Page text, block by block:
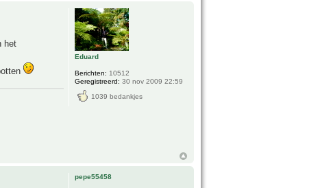
het
Eduard
Berichten: 10512
Geregistreerd: 30 nov 2009 22:59
1039 bedankjes
pepe55458